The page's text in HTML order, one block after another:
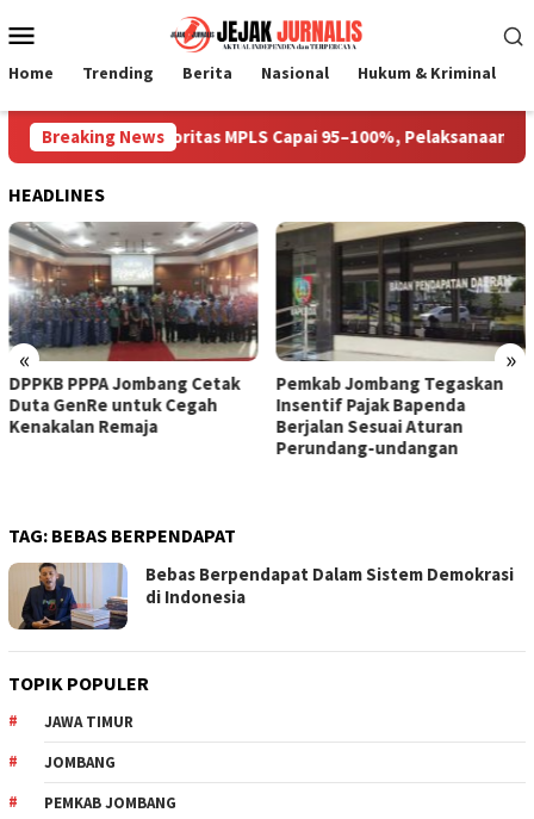
ke
Mobile
Home Trending Berita Nasional Hukum & Kriminal
Breaking News
Gedung Prioritas MPLS Capai 95–100%, Pelaksanaan
HEADLINES
« »
DPPKB PPPA Jombang Cetak
Duta GenRe untuk Cegah
Kenakalan Remaja
Pemkab Jombang Tegaskan
Insentif Pajak Bapenda
Berjalan Sesuai Aturan
Perundang-undangan
TAG: BEBAS BERPENDAPAT
Bebas Berpendapat Dalam Sistem Demokrasi
di Indonesia
TOPIK POPULER
JAWA TIMUR
JOMBANG
PEMKAB JOMBANG